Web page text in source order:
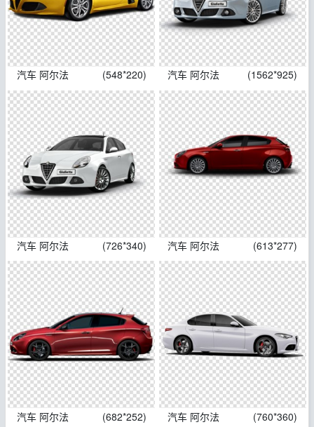
汽车 阿尔法 (548*220) 汽车 阿尔法 (1562*925)
汽车 阿尔法 (726*340) 汽车 阿尔法 (613*277)
汽车 阿尔法 (682*252) 汽车 阿尔法 (760*360)